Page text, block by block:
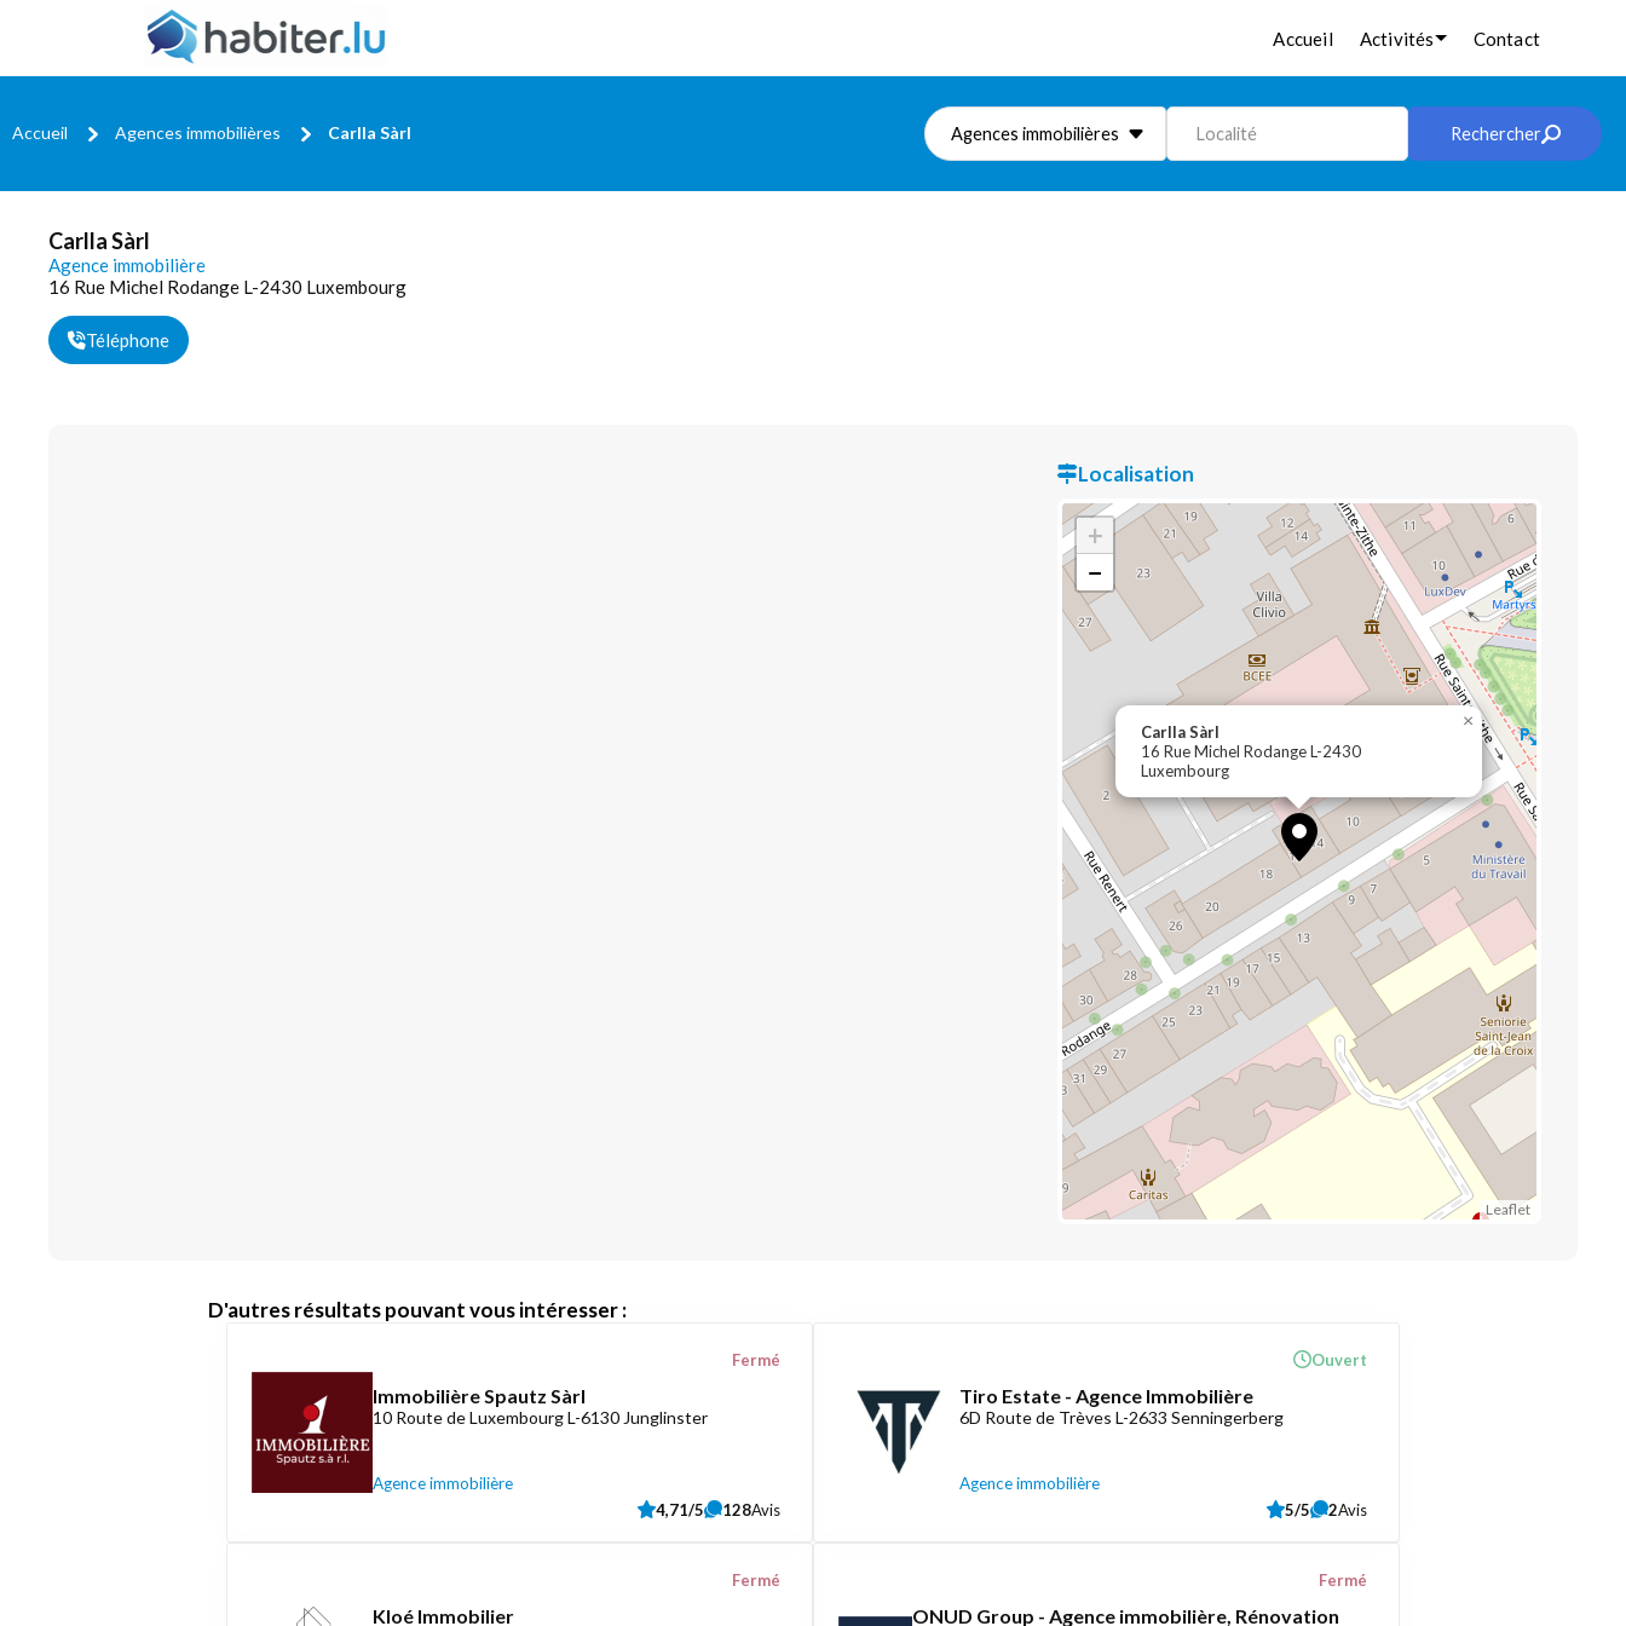
Accueil Activités Contact
Accueil Agences immobilières Carlla Sàrl Agences immobilières Localité Rechercher
Carlla Sàrl
Agence immobilière
16 Rue Michel Rodange L-2430 Luxembourg
Téléphone
Localisation
Carlla Sàrl
16 Rue Michel Rodange L-2430
Luxembourg
×
+
−
Leaflet
D'autres résultats pouvant vous intéresser :
Immobilière Spautz Sàrl
10 Route de Luxembourg L-6130 Junglinster
Agence immobilière
Fermé
4,71/5 128Avis
Tiro Estate - Agence Immobilière
6D Route de Trèves L-2633 Senningerberg
Agence immobilière
Ouvert
5/5 2Avis
Kloé Immobilier
Fermé
ONUD Group - Agence immobilière, Rénovation
Fermé